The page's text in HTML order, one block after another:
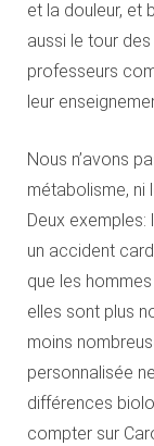
et la douleur, et
aussi le tour
professeurs
leur
Nous n’avons
métabolisme, ni
Deux
un accident
que les
elles sont plus
moins
personnalisée
différences
compter sur